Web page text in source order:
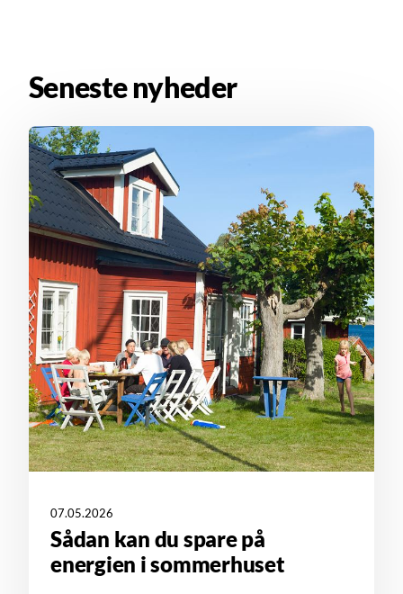
Seneste nyheder
07.05.2026
Sådan kan du spare på
energien i sommerhuset